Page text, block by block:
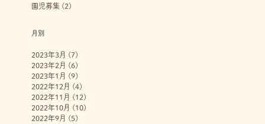
園児募集 (2)
月別
2023年3月 (7)
2023年2月 (6)
2023年1月 (9)
2022年12月 (4)
2022年11月 (12)
2022年10月 (10)
2022年9月 (5)